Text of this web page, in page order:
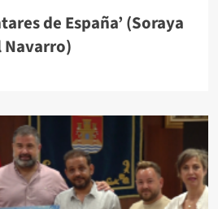
de España’ (Soraya
Navarro)